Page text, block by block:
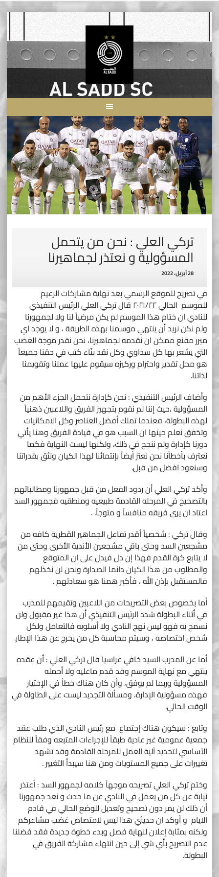
content
تركي العلي : نحن من يتحمل
المسؤولية و نعتذر لجماهيرنا
28 أبريل، 2022
في تصريح للموقع الرسمي بعد نهاية مشاركات الزعيم
للموسم الحالي ٢٠٢١/٢٢ قال تركي العلي الرئيس التنفيذي
للنادي ان ختام هذا الموسم لم يكن مرضياً لنا ولا لجمهورنا
ولم نكن نريد أن ينتهي موسمنا بهذه الطريقة ، و لا يوجد اي
مبرر مقنع ممكن ان نقدمه لجماهيرنا، نحن نقدر موجة الغضب
التي يشعر بها كل سداوي وكل نقد بنّاء كتب في حقنا جميعاً
هو محل تقدير واحترام وركيزه سيقوم عليها عملنا وتقويمنا
لذاتنا.
وأضاف الرئيس التنفيذي : نحن كإدارة نتحمل الجزء الأهم من
المسؤولية ،حيث إننا لم نقوم بتجهيز الفريق واللاعبين ذهنياً
لهذه البطولة، فعندما تملك أفضل العناصر وكل الامكانيات
وتخفق نعلم حينها ان السبب هو في قيادة الفريق وهنا يأتي
دورنا كإدارة ولم ننجح في ذلك، ولكنها ليست النهاية فكما
نعترف بأخطأنا نحن نعتز أيضاً بإنتمائنا لهذا الكيان ونثق بقدراتنا
وسنعود افضل من قبل.
وأكد تركي العلي أن ردود الفعل من قبل جمهورنا ومطالباتهم
بالتصحيح في المرحله القادمة طبيعيه ومنطقيه فجمهور السد
اعتاد ان يرى فريقه منافساً و متوجاً. .
وقال تركي : شخصياً أقدر تفاعل الجماهير القطرية كافه من
مشجعين السد وحتى باقي مشجعين الأندية الأخرى وحتى من
لا يتابع كرة القدم فهذا إن دل فيدل على ان المتوقع
والمطلوب من هذا الكيان دائما الصدارة ونحن لن نخذلهم
فالمستقبل بإذن الله ، فأكبر همنا هو سعادتهم .
أما بخصوص بعض التصريحات من اللاعبين وتقيمهم للمدرب
في أثناء البطولة شدد الرئيس التنفيذي أن هذا غير مقبول ولن
نسمح به فهو ليس نهج النادي ولا أسلوبه فالتعامل ولكل
شخص اختصاصه ، وسيتم محاسبة كل من يخرج عن هذا الإطار.
أما عن المدرب السيد خافي غراسيا قال تركي العلي : أن عقده
ينتهي مع نهاية الموسم وقد قدم ماعليه ولا أحمله
المسؤولية وربما لم يوفق، وأن كان هناك خطأ في الإختيار
فهذه مسؤولية الإدارة، ومسألة التجديد ليست على الطاولة في
الوقت الحالي.
وتابع : سيكون هناك إجتماع مع رئيس النادي الذي طلب عقد
جمعية عمومية غير عادية طبقاً للإجراءات المتبعه وفقاً للنظام
الأساسي لتحديد آلية العمل للمرحلة القادمة وقد تشهد
تغييرات على جميع المستويات ومن هنا سيبدأ التغيير .
وختم تركي العلي تصريحه موجهاً كلامه لجمهور السد : أعتذر
نيابة عن كل من يعمل في النادي عن ما حدث و نعد جمهورنا
أن ذلك لن يمر دون تصحيح وتعديل للوضع الحالي في قادم
الايام و أوكد ان حديثي هذا ليس لامتصاص غضب مشاعركم
ولكنه بمثابة إعلان لنهاية فصل وبدء خطوة جديدة فقد فضلنا
عدم التصريح بأي شي إلى حين انتهاء مشاركة الفريق في
البطولة.